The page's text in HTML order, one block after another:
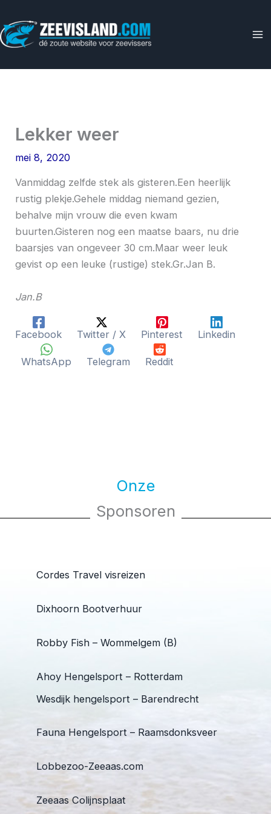
naar
de
Lekker weer
mei 8, 2020
Vanmiddag zelfde stek als gisteren.Een heerlijk
rustig plekje.Gehele middag niemand gezien,
behalve mijn vrouw die even kwam
buurten.Gisteren nog een maatse baars, nu drie
baarsjes van ongeveer 30 cm.Maar weer leuk
gevist op een leuke (rustige) stek.Gr.Jan B.
Jan.B
Facebook Twitter / X Pinterest Linkedin
WhatsApp Telegram Reddit
Onze
Sponsoren
Cordes Travel visreizen
Dixhoorn Bootverhuur
Robby Fish – Wommelgem (B)
Ahoy Hengelsport – Rotterdam
Wesdijk hengelsport – Barendrecht
Fauna Hengelsport – Raamsdonksveer
Lobbezoo-Zeeaas.com
Zeeaas Colijnsplaat